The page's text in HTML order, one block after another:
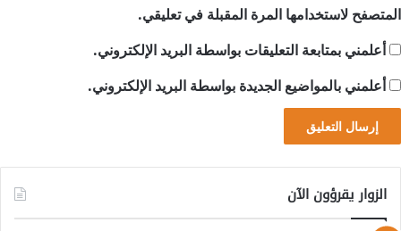
المتصفح لاستخدامها المرة المقبلة في تعليقي.
أعلمني بمتابعة التعليقات بواسطة البريد الإلكتروني.
أعلمني بالمواضيع الجديدة بواسطة البريد الإلكتروني.
الزوار يقرؤون الآن